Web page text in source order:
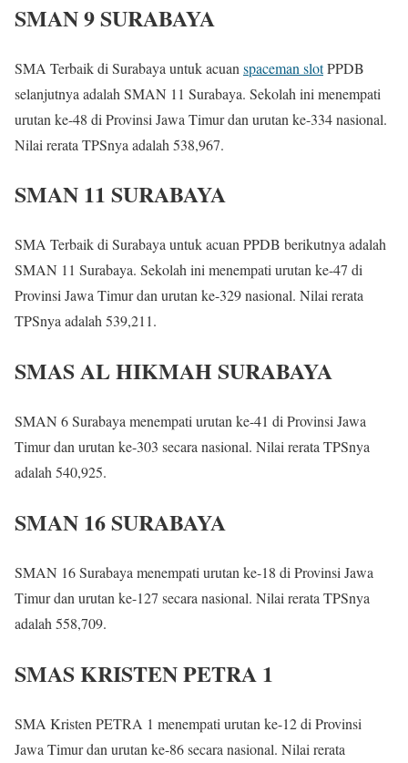
SMAN 9 SURABAYA
SMA Terbaik di Surabaya untuk acuan spaceman slotPPDB
selanjutnya adalah SMAN 11 Surabaya. Sekolah ini menempati
urutan ke-48 di Provinsi Jawa Timur dan urutan ke-334 nasional.
Nilai rerata TPSnya adalah 538,967.
SMAN 11 SURABAYA
SMA Terbaik di Surabaya untuk acuan PPDB berikutnya adalah
SMAN 11 Surabaya. Sekolah ini menempati urutan ke-47 di
Provinsi Jawa Timur dan urutan ke-329 nasional. Nilai rerata
TPSnya adalah 539,211.
SMAS AL HIKMAH SURABAYA
SMAN 6 Surabaya menempati urutan ke-41 di Provinsi Jawa
Timur dan urutan ke-303 secara nasional. Nilai rerata TPSnya
adalah 540,925.
SMAN 16 SURABAYA
SMAN 16 Surabaya menempati urutan ke-18 di Provinsi Jawa
Timur dan urutan ke-127 secara nasional. Nilai rerata TPSnya
adalah 558,709.
SMAS KRISTEN PETRA 1
SMA Kristen PETRA 1 menempati urutan ke-12 di Provinsi
Jawa Timur dan urutan ke-86 secara nasional. Nilai rerata